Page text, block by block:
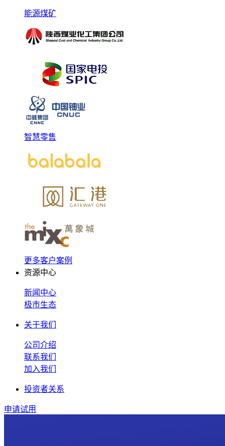
能源煤矿
智慧零售
更多客户案例
资源中心
新闻中心
极市生态
关于我们
公司介绍
联系我们
加入我们
投资者关系
申请试用